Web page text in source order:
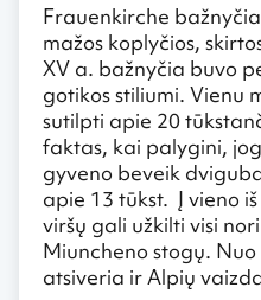
Frauenkirche
mažos koplyčios,
XV a. bažnyčia buvo
gotikos stiliumi. Vienu
sutilpti apie 20
faktas, kai palygini,
gyveno beveik
apie 13 tūkst. Į vieno
viršų gali užkilti visi
Miuncheno stogų.
atsiveria ir Alpių